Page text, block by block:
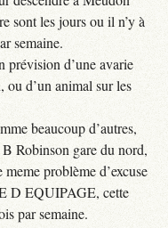
sont les jours ou il n’y à
semaine.
prévision d’une avarie
ou d’un animal sur les
beaucoup d’autres,
Robinson gare du nord,
problème d’excuse
D EQUIPAGE, cette
par semaine.